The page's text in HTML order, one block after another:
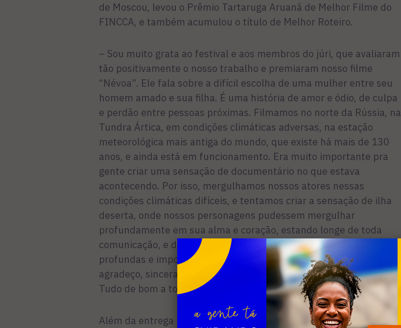
de Moscou, levou o Prêmio Tartaruga Aruanã de Melhor Filme do
FINCCA, e também acumulou o título de Melhor Roteiro.
– Sou muito grata ao festival e aos membros do júri, que avaliaram
tão positivamente o nosso trabalho e premiaram nosso filme
“Névoa”. Ele fala sobre a difícil escolha de uma mulher entre seu
homem amado e sua filha. É uma história de amor e ódio, de culpa
e perdão entre pessoas próximas. Filmamos no norte da Rússia, na
Tundra Ártica, em condições climáticas adversas, na estação
meteorológica mais antiga do mundo, que existe há mais de 130
anos, e ainda está em funcionamento. Era muito importante pra
gente criar uma sensação de documentário no que estava
acontecendo. Por isso, mergulhamos nossos atores nessas
condições climáticas difíceis, e tentamos criar a sensação de ilha
deserta, onde nossos personagens pudessem mergulhar
profundamente em sua alma e coração, estando longe de toda
comunicação, e da civilização, para resolver as questões mais
profundas e importantes da sua existência. Mais uma vez,
agradeço, sinceramente, pela tão alta avaliação do nosso filme.
Tudo de bom a todos – disse a diretora Natalia Gugueva.
Além da entrega pessoal dos troféus aos diretores, poetas e